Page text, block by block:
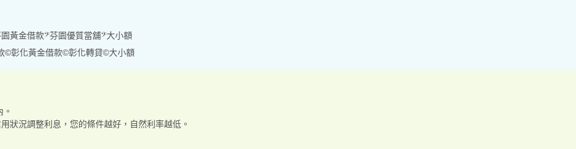
黃金借款𝄢芬園優質當舖𝄢大小額
©彰化黃金借款©彰化轉貸©大小額
狀況調整利息，您的條件越好，自然利率越低。